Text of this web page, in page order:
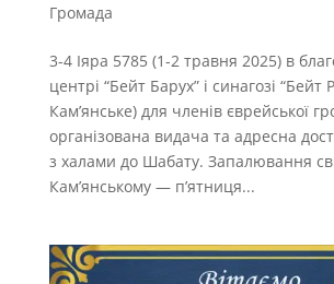
Громада
3-4 Іяра 5785 (1-2 травня 2025) в
центрі “Бейт Барух” і синагозі “Бейт
Кам’янське) для членів єврейської
організована видача та адресна
з халами до Шабату. Запалювання
Кам’янському — п’ятниця...